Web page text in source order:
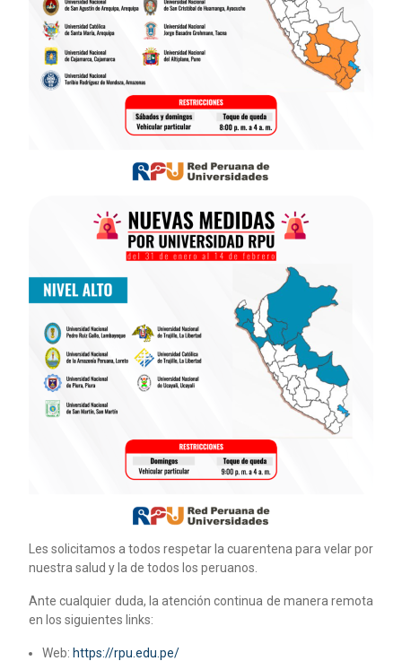
Les solicitamos a todos respetar la cuarentena para velar por
nuestra salud y la de todos los peruanos.
Ante cualquier duda, la atención continua de manera remota
en los siguientes links:
Web: https://rpu.edu.pe/